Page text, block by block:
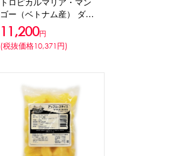
ゴー（ベトナム産） ダイ
ス
11,200円
(税抜価格10,371円)